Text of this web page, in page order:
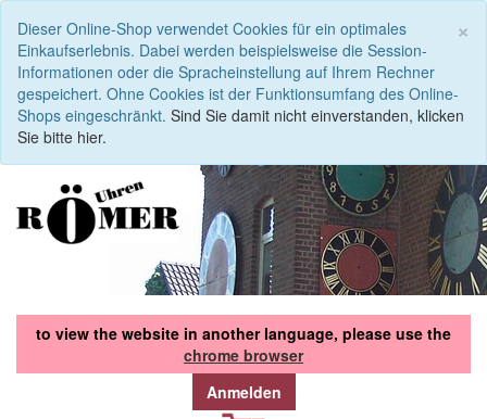
×
Dieser Online-Shop verwendet Cookies für ein optimales
Einkaufserlebnis. Dabei werden beispielsweise die Session-
Informationen oder die Spracheinstellung auf Ihrem Rechner
gespeichert. Ohne Cookies ist der Funktionsumfang des Online-
Shops eingeschränkt. Sind Sie damit nicht einverstanden, klicken
Sie bitte hier.
to view the website in another language, please use the
chrome browser
Anmelden